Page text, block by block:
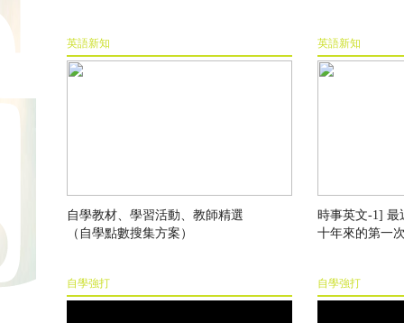
英語新知
自學教材、學習活動、教師精選
（自學點數搜集方案）
英語新知
時事英文-1] 最
十年來的第一
自學強打 自學強打